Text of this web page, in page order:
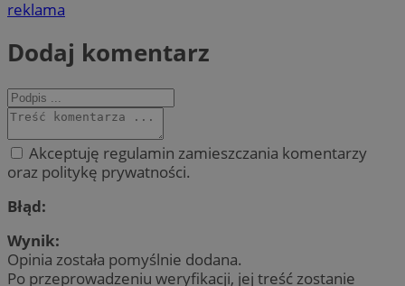
reklama
Dodaj komentarz
Akceptuję regulamin zamieszczania komentarzy
oraz politykę prywatności.
Błąd:
Wynik:
Opinia została pomyślnie dodana.
Po przeprowadzeniu weryfikacji, jej treść zostanie